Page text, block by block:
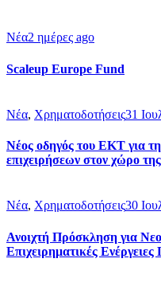
Νέα2 ημέρες ago
Scaleup Europe Fund
Νέα, Χρηματοδοτήσεις31
Νέος οδηγός του ΕΚΤ για
επιχειρήσεων στον χώρο
Νέα, Χρηματοδοτήσεις30
Ανοιχτή Πρόσκληση για
Επιχειρηματικές